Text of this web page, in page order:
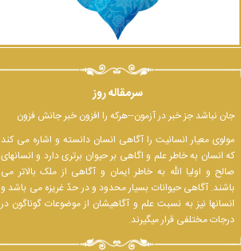
سرمقاله روز
جان نباشد جز خبر در آزمون--هرکه را افزون خبر جانش فزون
مولوی معیار انسانیت را آگاهی انسان دانسته و اشاره می کند
که انسان به خاطر علم و اگاهی بر حیوان برتری دارد و انسانهای
صالح و اولیا الله به خاطر ایمان و آگاهی از ملک بالاتر می
باشند. آگاهی حیوانات بسیار محدود و در حدّ غریزه می باشد و
انسانها نیز به نسبت علم و آگاهیشان از موضوعات گوناگون در
درجات مختلفی قرار میگیرند.